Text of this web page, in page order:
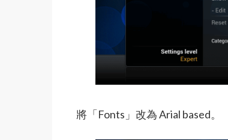
將「Fonts」改為 Arial based。